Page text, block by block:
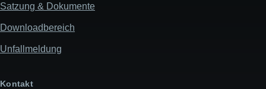
Satzung & Dokumente
Downloadbereich
Unfallmeldung
Kontakt